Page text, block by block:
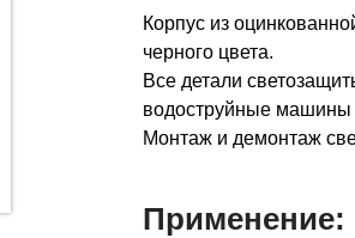
Применение:
Корпус из
черного цвета.
Все детали
водоструйные машины
Монтаж и демонтаж